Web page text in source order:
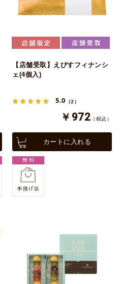
【店舗受取】えびすフィナンシ
ェ(4個入)
5.0 （2）
￥972 （税込）
カートに入れる